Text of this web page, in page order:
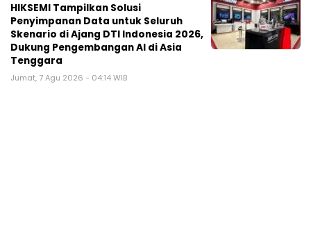
HIKSEMI Tampilkan Solusi
Penyimpanan Data untuk Seluruh
Skenario di Ajang DTI Indonesia 2026,
Dukung Pengembangan AI di Asia
Tenggara
Jumat, 7 Agu 2026 - 04:14 WIB